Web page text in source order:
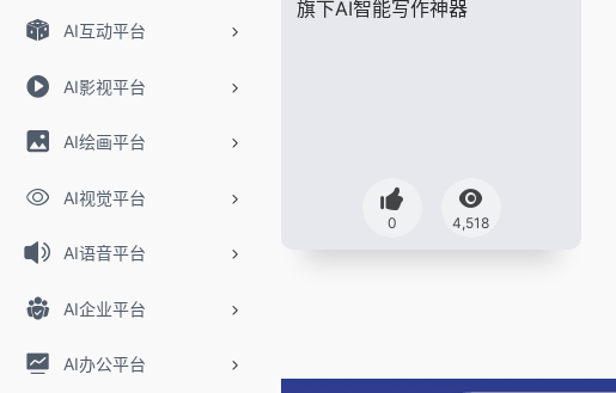
AI互动平台
AI影视平台
AI绘画平台
AI视觉平台
AI语音平台
AI企业平台
AI办公平台
0 4,518